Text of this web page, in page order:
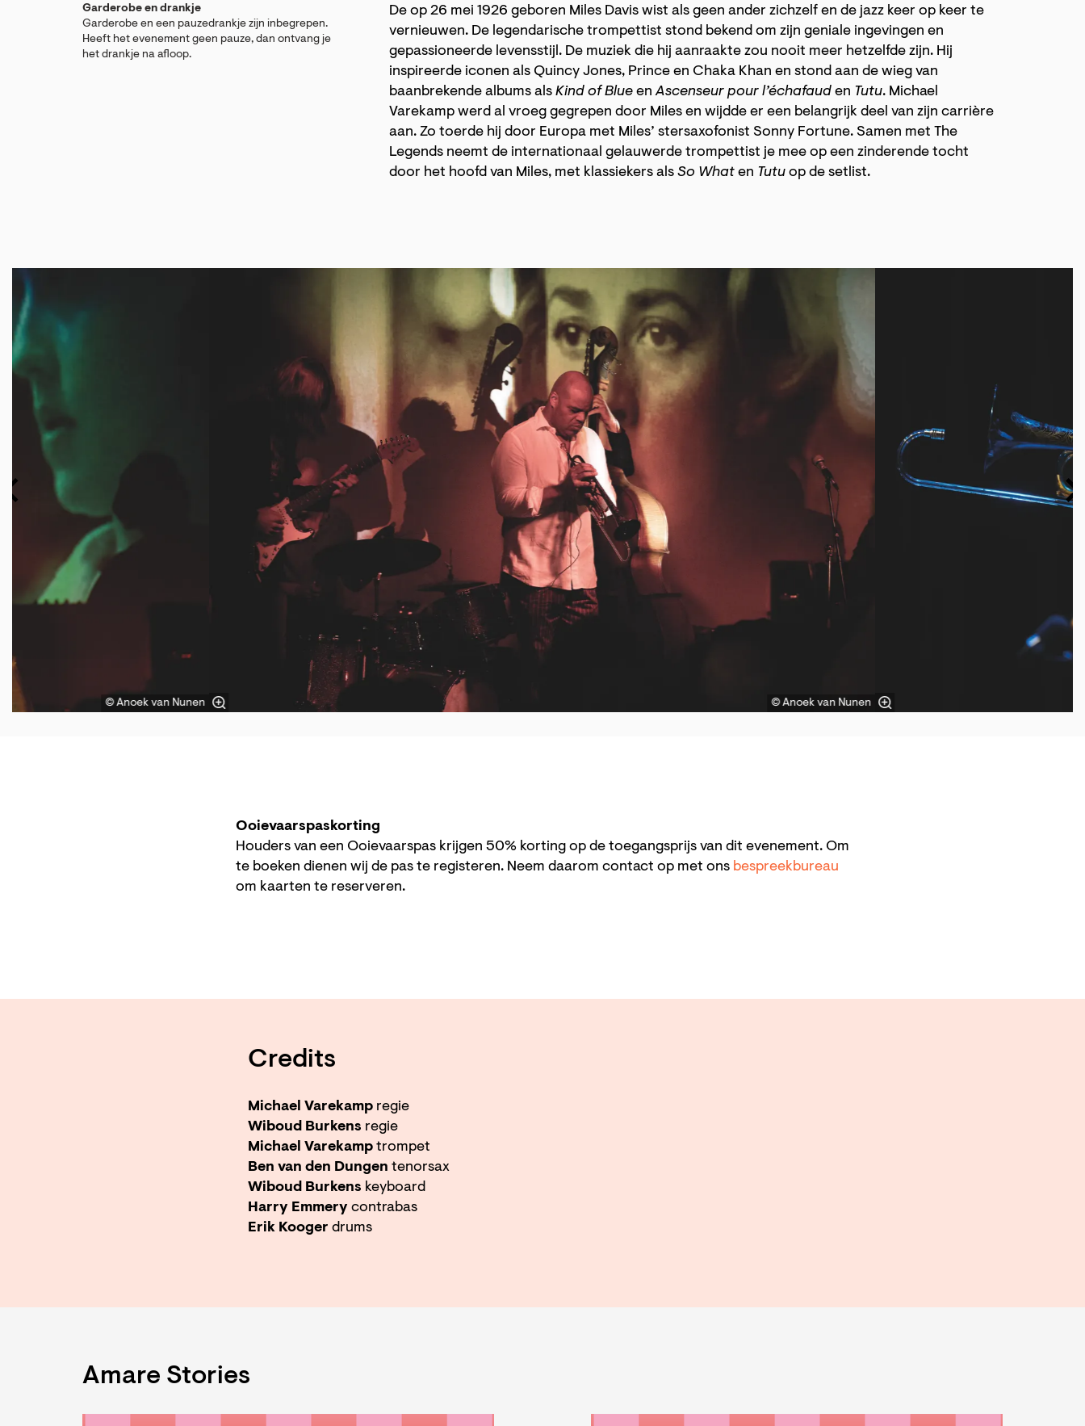
De op 26 mei 1926 geboren Miles Davis wist als geen ander zichzelf en de jazz keer op keer te
vernieuwen. De legendarische trompettist stond bekend om zijn geniale ingevingen en
gepassioneerde levensstijl. De muziek die hij aanraakte zou nooit meer hetzelfde zijn. Hij
inspireerde iconen als Quincy Jones, Prince en Chaka Khan en stond aan de wieg van
baanbrekende albums als Kind of BlueenAscenseur pour l’échafauden Tutu. Michael
Varekamp werd al vroeg gegrepen door Miles en wijdde er een belangrijk deel van zijn carrière
aan. Zo toerde hij door Europa met Miles’ stersaxofonist Sonny Fortune. Samen met The
Legends neemt de internationaal gelauwerde trompettist je mee op een zinderende tocht
door het hoofd van Miles, met klassiekers als So Whaten Tutuop de setlist.
Garderobe en drankje
Garderobe en een pauzedrankje zijn inbegrepen.
Heeft het evenement geen pauze, dan ontvang je
het drankje na afloop.
© Anoek van Nunen © Anoek van Nunen
Ooievaarspaskorting
Houders van een Ooievaarspas krijgen 50% korting op de toegangsprijs van dit evenement. Om
te boeken dienen wij de pas te registeren. Neem daarom contact op met ons bespreekbureau
om kaarten te reserveren.
Credits
Michael Varekamp regie
Wiboud Burkens regie
Michael Varekamp trompet
Ben van den Dungen tenorsax
Wiboud Burkens keyboard
Harry Emmery contrabas
Erik Kooger drums
Amare Stories